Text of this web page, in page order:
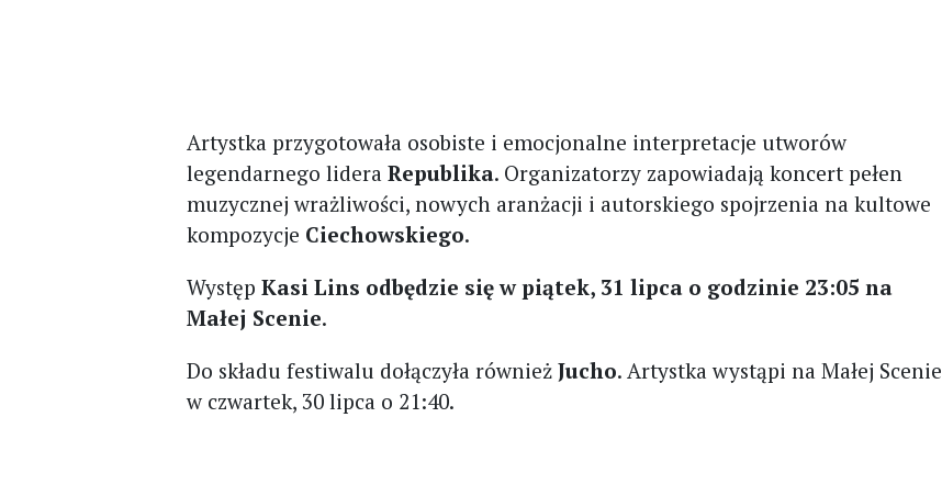
Artystka przygotowała osobiste i emocjonalne interpretacje utworów
legendarnego lideraRepublika. Organizatorzy zapowiadają koncert pełen
muzycznej wrażliwości, nowych aranżacji i autorskiego spojrzenia na kultowe
kompozycje Ciechowskiego.
WystępKasi Lins odbędzie się w piątek, 31 lipca o godzinie 23:05 na
Małej Scenie.
Do składu festiwalu dołączyła równieżJucho. Artystka wystąpi na Małej Scenie
w czwartek, 30 lipca o 21:40.